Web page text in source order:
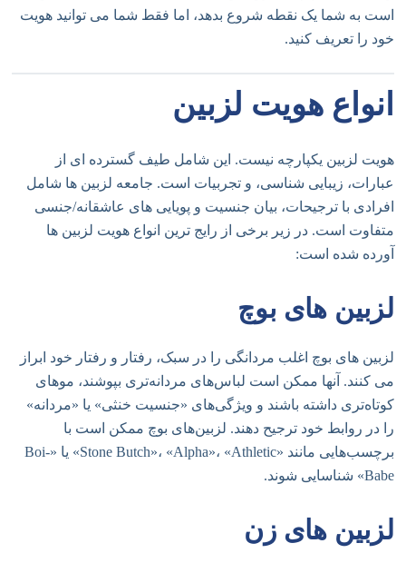
است به شما یک نقطه شروع بدهد، اما فقط شما می توانید هویت
خود را تعریف کنید.
انواع هویت لزبین
هویت لزبین یکپارچه نیست. این شامل طیف گسترده ای از
عبارات، زیبایی شناسی، و تجربیات است. جامعه لزبین ها شامل
افرادی با ترجیحات، بیان جنسیت و پویایی های عاشقانه/جنسی
متفاوت است. در زیر برخی از رایج ترین انواع هویت لزبین ها
آورده شده است:
لزبین های بوچ
لزبین های بوچ اغلب مردانگی را در سبک، رفتار و رفتار خود ابراز
می کنند. آنها ممکن است لباس‌های مردانه‌تری بپوشند، موهای
کوتاه‌تری داشته باشند و ویژگی‌های «جنسیت خنثی» یا «مردانه»
را در روابط خود ترجیح دهند. لزبین‌های بوچ ممکن است با
برچسب‌هایی مانند «Stone Butch»، «Alpha»، «Athletic» یا «Boi-
Babe» شناسایی شوند.
لزبین های زن